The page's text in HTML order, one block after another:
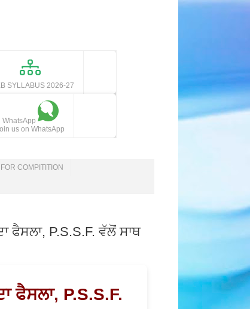
SYLLABUS 2026-27
WhatsApp
us on WhatsApp
COMPITITION
ਫੈਸਲਾ, P.S.S.F. ਵੱਲੋਂ ਸਾਥ
ਫੈਸਲਾ, P.S.S.F.